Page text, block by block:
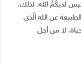
لديكُمُ الله. لذلك،
عن الله الّذي
لا من أجل